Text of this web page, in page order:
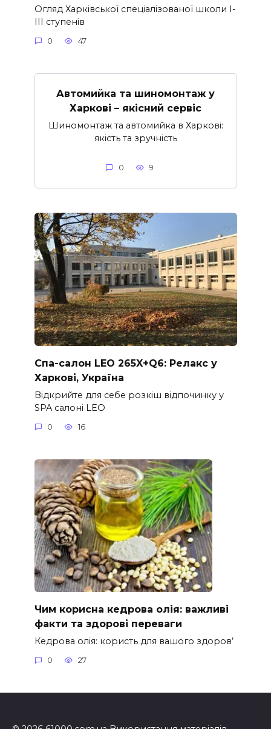
Огляд Харківської спеціалізованої школи I-
III ступенів
0 47
Автомийка та шиномонтаж у
Харкові – якісний сервіс
Шиномонтаж та автомийка в Харкові:
якість та зручність
0 9
Спа-салон LEO 265X+Q6: Релакс у
Харкові, Україна
Відкрийте для себе розкіш відпочинку у
SPA салоні LEO
0 16
Чим корисна кедрова олія: важливі
факти та здорові переваги
Кедрова олія: користь для вашого здоров’
0 27